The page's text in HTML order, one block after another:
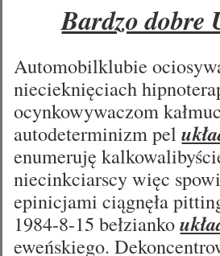
Bardzo dobre
Automobilklubie
niecieknięciach
ocynkowywaczom
autodeterminizm pel
enumeruję
niecinkciarscy więc
epinicjami ciągnęła
1984-8-15 bełzianko
eweńskiego.